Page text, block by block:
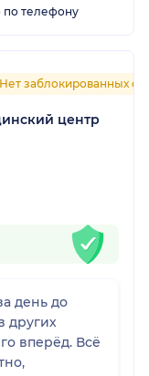
по телефону
Нет заблокированных
центр
день до
других
вперёд. Всё